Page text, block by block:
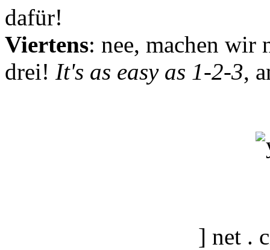
dafür!
Viertens: nee, machen wir
drei! It's as easy as 1-2-3,
] net .